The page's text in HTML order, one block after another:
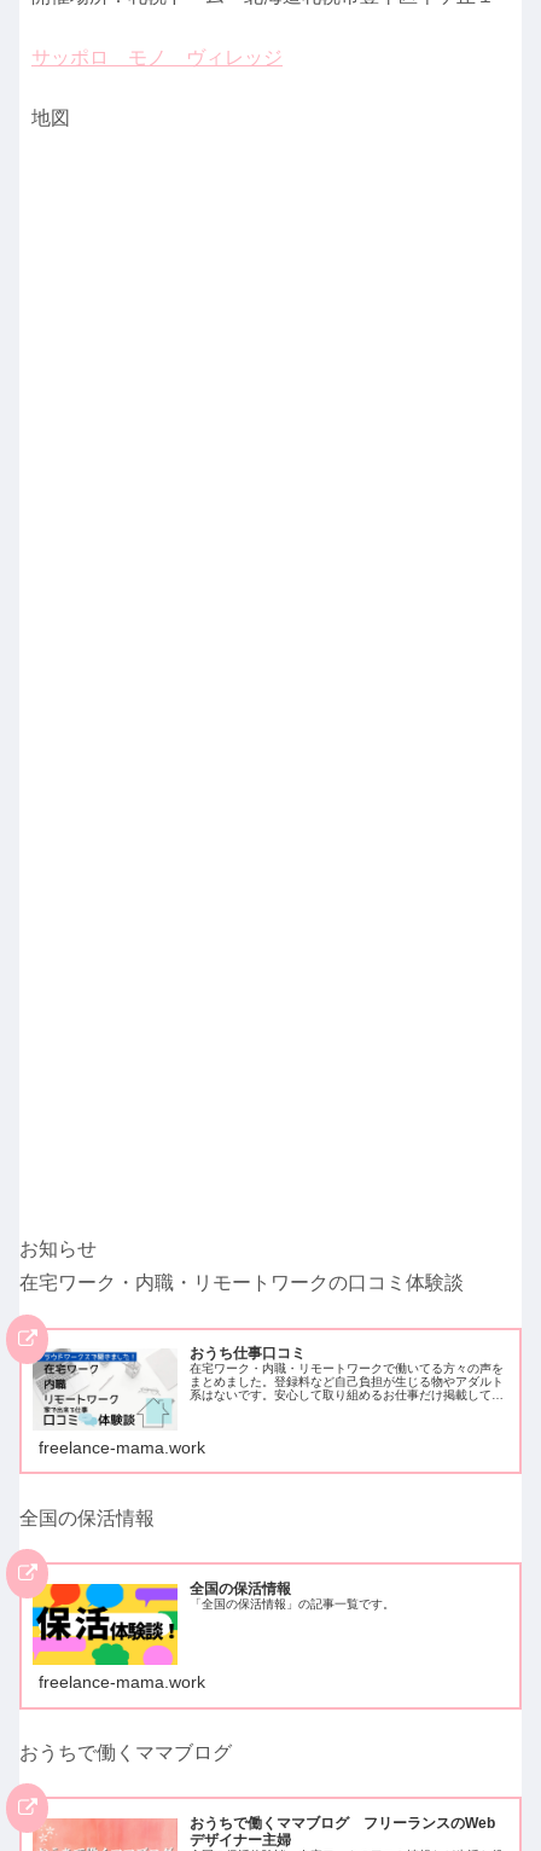
サッポロ モノ ヴィレッジ
地図
お知らせ
在宅ワーク・内職・リモートワークの口コミ体験談
おうち仕事口コミ
在宅ワーク・内職・リモートワークで働いてる方々の声を
まとめました。登録料など自己負担が生じる物やアダルト
系はないです。安心して取り組めるお仕事だけ掲載してい
freelance-mama.work
全国の保活情報
全国の保活情報
「全国の保活情報」の記事一覧です。
freelance-mama.work
おうちで働くママブログ
おうちで働くママブログ フリーランスのWeb
デザイナー主婦